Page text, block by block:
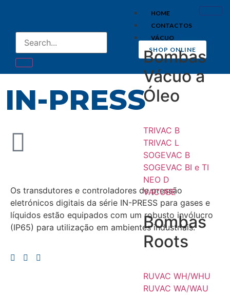
HOME
CONTACTOS
VÁCUO
Bombas
Vácuo a
Óleo
TRIVAC B
TRIVAC L
SOGEVAC B
SOGEVAC BI e TI
NEO D
VACUBE
Bombas
Roots
RUVAC WH/WHU
RUVAC WA/WAU
SHOP ONLINE
IN-PRESS
Os transdutores e controladores de pressão
eletrónicos digitais da série IN-PRESS para gases e
líquidos estão equipados com um robusto invólucro
(IP65) para utilização em ambientes industriais.